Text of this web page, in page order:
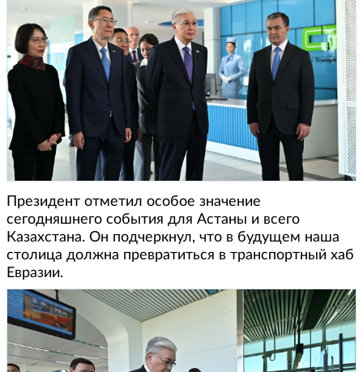
Президент отметил особое значение
сегодняшнего события для Астаны и всего
Казахстана. Он подчеркнул, что в будущем наша
столица должна превратиться в транспортный хаб
Евразии.